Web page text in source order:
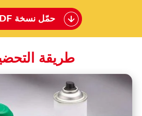
حمّل نسخة PDF
طريقة